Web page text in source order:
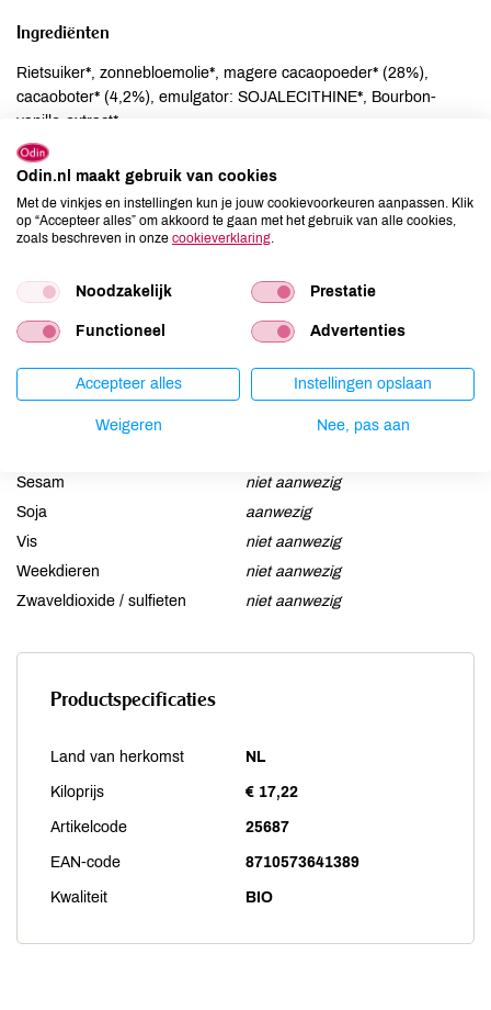
Ingrediënten
Rietsuiker*, zonnebloemolie*, magere cacaopoeder* (28%),
cacaoboter* (4,2%), emulgator: SOJALECITHINE*, Bourbon-
vanille-extract*.
Allergenen
Aardnoten
niet aanwezig
Gluten
niet aanwezig
Lupine
niet aanwezig
Mosterd
niet aanwezig
Noten
kan bevatten
Schaaldieren
niet aanwezig
Sesam
niet aanwezig
Soja
aanwezig
Vis
niet aanwezig
Weekdieren
niet aanwezig
Zwaveldioxide / sulfieten
niet aanwezig
Productspecificaties
Land van herkomst NL
Kiloprijs € 17,22
Artikelcode 25687
EAN-code 8710573641389
Kwaliteit BIO
Odin.nl maakt gebruik van cookies
Met de vinkjes en instellingen kun je jouw cookievoorkeuren aanpassen. Klik
op “Accepteer alles” om akkoord te gaan met het gebruik van alle cookies,
zoals beschreven in onze cookieverklaring
Noodzakelijk Prestatie
Functioneel Advertenties
Accepteer alles Instellingen opslaan
Weigeren Nee, pas aan